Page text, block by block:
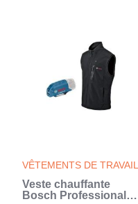
VÊTEMENTS DE TRAVAIL
Veste chauffante
Bosch Professional